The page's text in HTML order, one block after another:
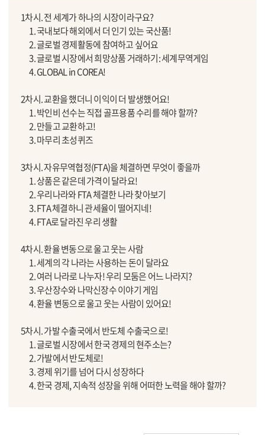
1차시. 전 세계가 하나의 시장이라구요?
1. 국내보다 해외에서 더 인기 있는 국산품!
2. 글로벌 경제활동에 참여하고 싶어요
3. 글로벌 시장에서 희망상품 거래하기: 세계무역게임
4. GLOBAL in COREA!
2차시. 교환을 했더니 이익이 더 발생했어요!
1. 박인비 선수는 직접 골프용품 수리를 해야 할까?
2. 만들고 교환하고!
3. 마무리 초성퀴즈
3차시. 자유무역협정(FTA)을 체결하면 무엇이 좋을까
1. 상품은 같은데 가격이 달라요!
2. 우리나라와 FTA 체결한 나라 찾아보기
3. FTA 체결하니 관세율이 떨어지네!
4. FTA로 달라진 우리 생활
4차시. 환율 변동으로 울고 웃는 사람
1. 세계의 각 나라는 사용하는 돈이 달라요
2. 여러 나라로 나누자! 우리 모둠은 어느 나라지?
3. 우산장수와 나막신장수 이야기 게임
4. 환율 변동으로 울고 웃는 사람이 있어요!
5차시. 가발 수출국에서 반도체 수출국으로!
1. 글로벌 시장에서 한국 경제의 현주소는?
2. 가발에서 반도체로!
3. 경제 위기를 넘어 다시 성장하다
4. 한국 경제, 지속적 성장을 위해 어떠한 노력을 해야 할까?